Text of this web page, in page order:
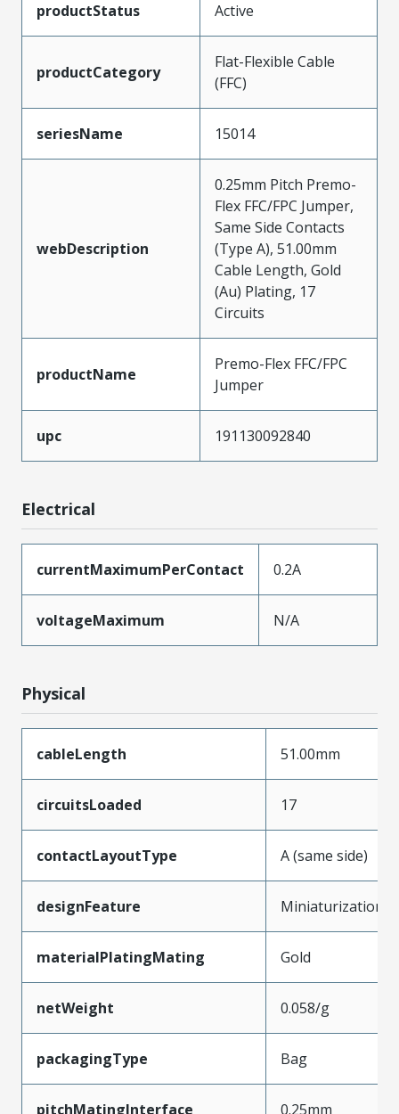
productStatus Active
productCategory
Flat-Flexible Cable
(FFC)
seriesName 15014
webDescription
0.25mm Pitch Premo-
Flex FFC/FPC Jumper,
Same Side Contacts
(Type A), 51.00mm
Cable Length, Gold
(Au) Plating, 17
Circuits
productName
Premo-Flex FFC/FPC
Jumper
upc 191130092840
Electrical
currentMaximumPerContact 0.2A
voltageMaximum N/A
Physical
cableLength 51.00mm
circuitsLoaded 17
contactLayoutType A (same side)
designFeature Miniaturization
materialPlatingMating Gold
netWeight 0.058/g
packagingType Bag
pitchMatingInterface 0.25mm